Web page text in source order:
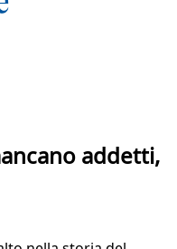
addetti,